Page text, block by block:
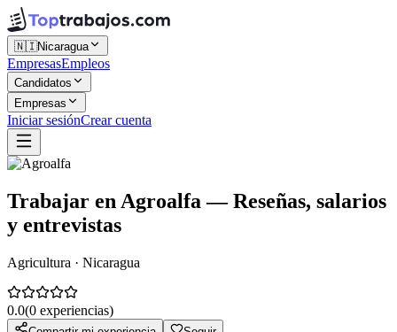
🇳🇮Nicaragua
EmpresasEmpleos
Candidatos
Empresas
Iniciar sesiónCrear cuenta
Trabajar en Agroalfa — Reseñas, salarios
y entrevistas
Agricultura · Nicaragua
0.0(0 experiencias)